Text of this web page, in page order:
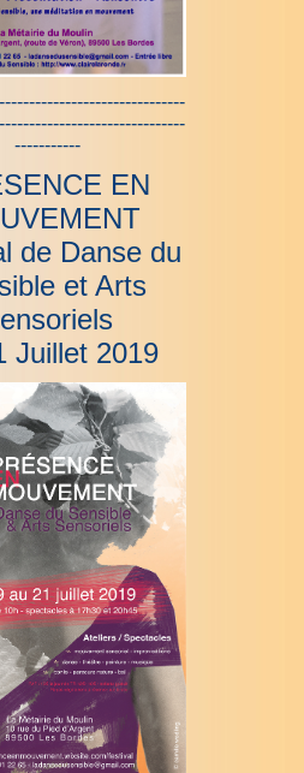
-----------
EN
de Danse du
et Arts
Juillet 2019